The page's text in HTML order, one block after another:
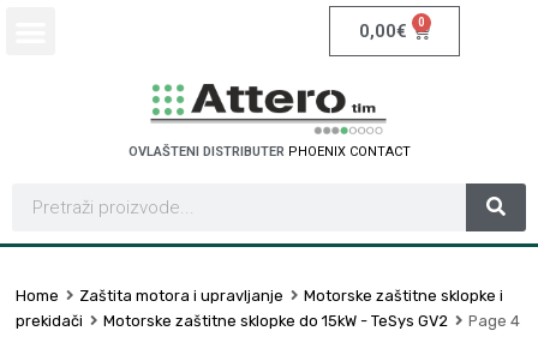
0,00€ 0
OVLAŠTENI DISTRIBUTER PHOENIX CONTACT
Home Zaštita motora i upravljanje
Motorske zaštitne sklopke i
prekidači
Motorske zaštitne sklopke do 15kW - TeSys GV2 Page 4